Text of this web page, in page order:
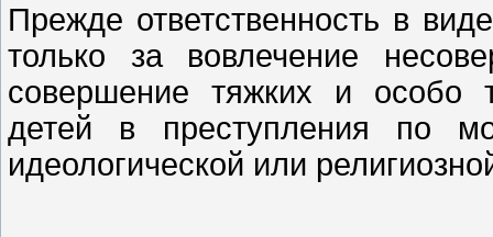
Прежде ответственность в
только за вовлечение
совершение тяжких и особо
детей в преступления по
идеологической или